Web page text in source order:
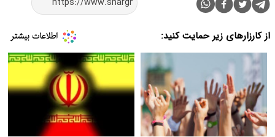
از کارزارهای زیر حمایت کنید: